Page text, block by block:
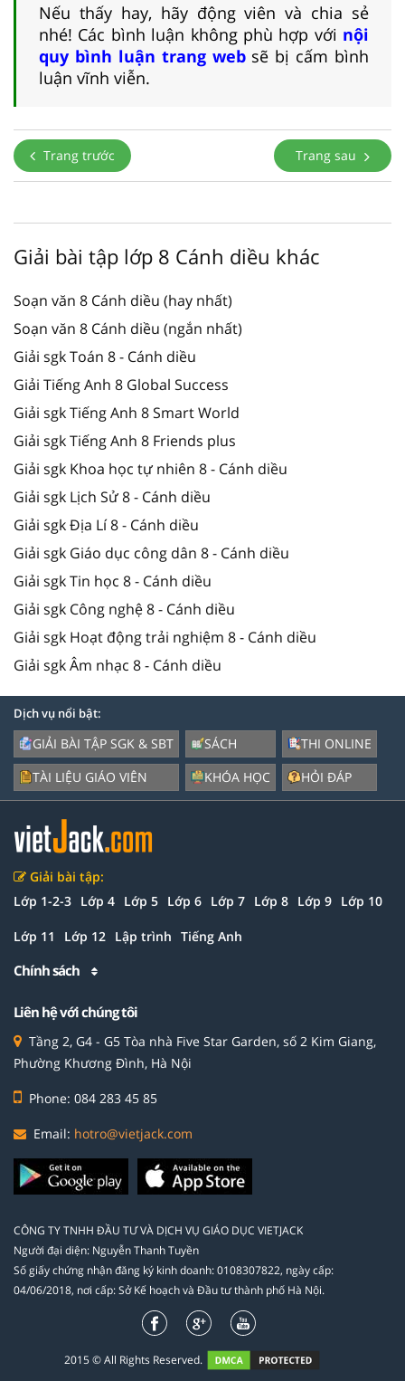
Nếu thấy hay, hãy động viên và chia sẻ
nhé! Các bình luận không phù hợp với nội
quy bình luận trang websẽ bị cấm bình
luận vĩnh viễn.
Trang trước Trang sau
Giải bài tập lớp 8 Cánh diều khác
Soạn văn 8 Cánh diều (hay nhất)
Soạn văn 8 Cánh diều (ngắn nhất)
Giải sgk Toán 8 - Cánh diều
Giải Tiếng Anh 8 Global Success
Giải sgk Tiếng Anh 8 Smart World
Giải sgk Tiếng Anh 8 Friends plus
Giải sgk Khoa học tự nhiên 8 - Cánh diều
Giải sgk Lịch Sử 8 - Cánh diều
Giải sgk Địa Lí 8 - Cánh diều
Giải sgk Giáo dục công dân 8 - Cánh diều
Giải sgk Tin học 8 - Cánh diều
Giải sgk Công nghệ 8 - Cánh diều
Giải sgk Hoạt động trải nghiệm 8 - Cánh diều
Giải sgk Âm nhạc 8 - Cánh diều
Dịch vụ nổi bật:
GIẢI BÀI TẬP SGK & SBT
TÀI LIỆU GIÁO VIÊN
SÁCH
KHÓA HỌC
THI ONLINE
HỎI ĐÁP
Giải bài tập:
Lớp 1-2-3 Lớp 4 Lớp 5 Lớp 6 Lớp 7 Lớp 8 Lớp 9 Lớp 10
Lớp 11 Lớp 12 Lập trình Tiếng Anh
Chính sách
Liên hệ với chúng tôi
Tầng 2, G4 - G5 Tòa nhà Five Star Garden, số 2 Kim Giang,
Phường Khương Đình, Hà Nội
Phone: 084 283 45 85
Email: hotro@vietjack.com
CÔNG TY TNHH ĐẦU TƯ VÀ DỊCH VỤ GIÁO DỤC VIETJACK
Người đại diện: Nguyễn Thanh Tuyền
Số giấy chứng nhận đăng ký kinh doanh: 0108307822, ngày cấp:
04/06/2018, nơi cấp: Sở Kế hoạch và Đầu tư thành phố Hà Nội.
2015 © All Rights Reserved.